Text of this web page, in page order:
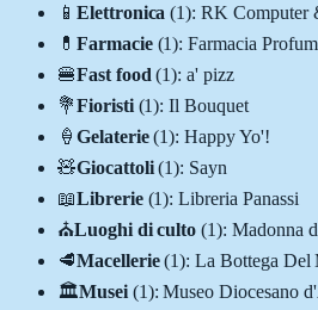
📱 Elettronica (1):RK Computer
💊 Farmacie (1):Farmacia
🍔Fast food (1):a' pizz
💐Fioristi (1):Il Bouquet
🍦 Gelaterie (1):Happy Yo'!
🧸Giocattoli (1): Sayn
📖Librerie (1):Libreria Panassi
⛪Luoghi di culto (1): Madonna
🥩Macellerie (1):La Bottega Del
🏛️Musei (1):Museo Diocesano